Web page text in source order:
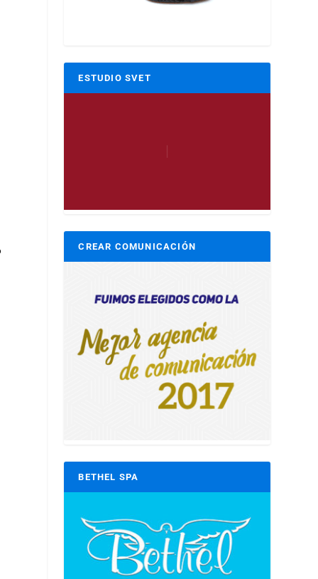
ESTUDIO SVET
CREAR COMUNICACIÓN
BETHEL SPA